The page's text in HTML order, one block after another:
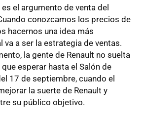
el argumento de venta del
conozcamos los precios de
hacernos una idea más
va a ser la estrategia de ventas.
la gente de Renault no suelta
que esperar hasta el Salón de
17 de septiembre, cuando el
la suerte de Renault y
su público objetivo.